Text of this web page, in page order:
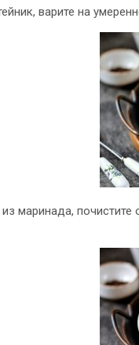
варите на
маринада,